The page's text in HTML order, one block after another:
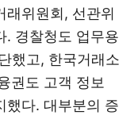
래위원회, 선관위
. 경찰청도 업무용
했고, 한국거래소
권도 고객 정보
했다. 대부분의 증